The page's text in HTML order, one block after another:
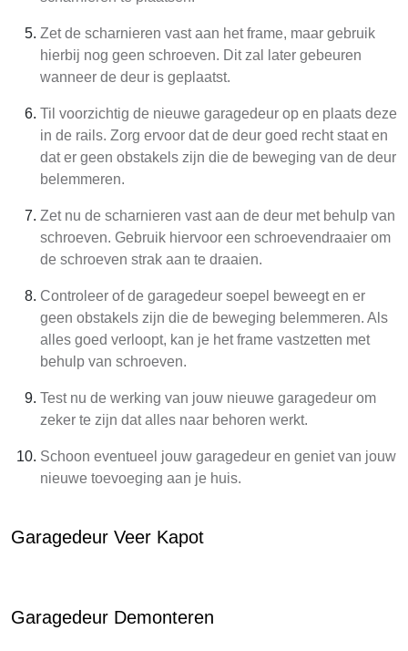
Zet de scharnieren vast aan het frame, maar gebruik
hierbij nog geen schroeven. Dit zal later gebeuren
wanneer de deur is geplaatst.
Til voorzichtig de nieuwe garagedeur op en plaats deze
in de rails. Zorg ervoor dat de deur goed recht staat en
dat er geen obstakels zijn die de beweging van de deur
belemmeren.
Zet nu de scharnieren vast aan de deur met behulp van
schroeven. Gebruik hiervoor een schroevendraaier om
de schroeven strak aan te draaien.
Controleer of de garagedeur soepel beweegt en er
geen obstakels zijn die de beweging belemmeren. Als
alles goed verloopt, kan je het frame vastzetten met
behulp van schroeven.
Test nu de werking van jouw nieuwe garagedeur om
zeker te zijn dat alles naar behoren werkt.
Schoon eventueel jouw garagedeur en geniet van jouw
nieuwe toevoeging aan je huis.
Garagedeur Veer Kapot
Garagedeur Demonteren